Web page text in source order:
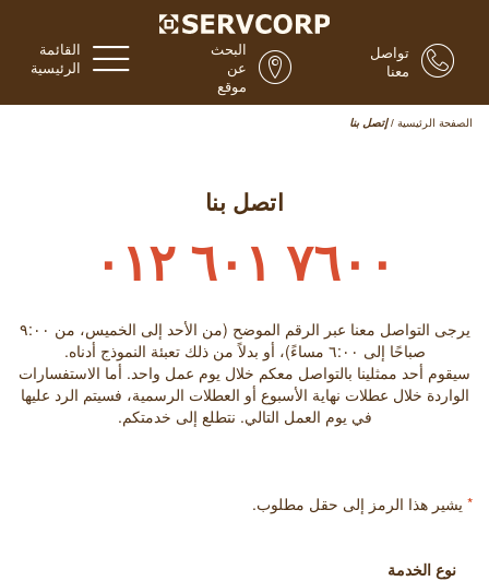
القائمة
الرئيسية
البحث
عن
موقع
تواصل
معنا
الصفحة الرئيسية / إتصل بنا
اتصل بنا
٧٦٠٠ ٦٠١ ٠١٢
يرجى التواصل معنا عبر الرقم الموضح (من الأحد إلى الخميس، من ٩:۰۰
صباحًا إلى ٦:۰۰ مساءً)، أو بدلاً من ذلك تعبئة النموذج أدناه.
سيقوم أحد ممثلينا بالتواصل معكم خلال يوم عمل واحد. أما الاستفسارات
الواردة خلال عطلات نهاية الأسبوع أو العطلات الرسمية، فسيتم الرد عليها
في يوم العمل التالي. نتطلع إلى خدمتكم.
* يشير هذا الرمز إلى حقل مطلوب.
نوع الخدمة